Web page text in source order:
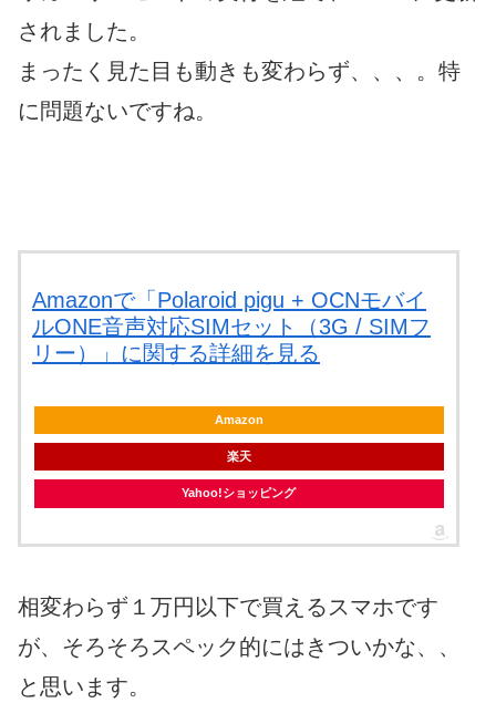
されました。
まったく見た目も動きも変わらず、、、。特
に問題ないですね。
Amazonで「Polaroid pigu + OCNモバイ
ルONE音声対応SIMセット（3G / SIMフ
リー）」に関する詳細を見る
Amazon
楽天
Yahoo!ショッピング
相変わらず１万円以下で買えるスマホです
が、そろそろスペック的にはきついかな、、
と思います。